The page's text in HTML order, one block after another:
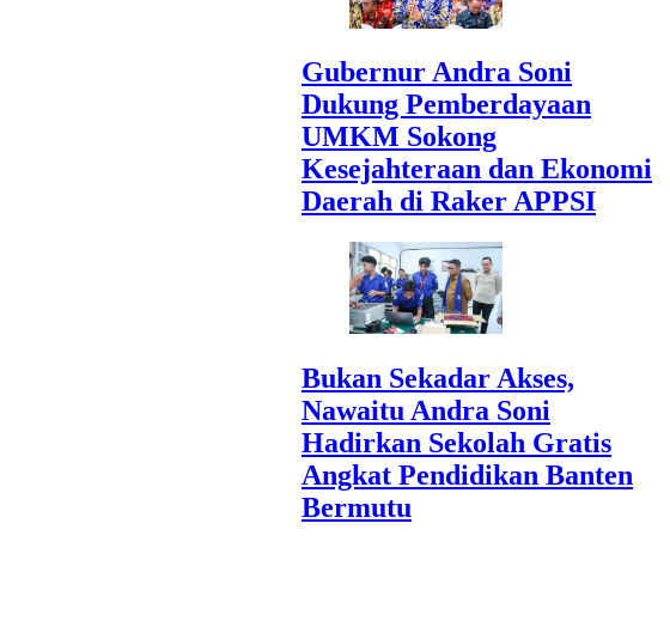
Gubernur Andra Soni
Dukung Pemberdayaan
UMKM Sokong
Kesejahteraan dan Ekonomi
Daerah di Raker APPSI
Bukan Sekadar Akses,
Nawaitu Andra Soni
Hadirkan Sekolah Gratis
Angkat Pendidikan Banten
Bermutu